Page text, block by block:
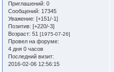
Приглашений: 0
Сообщений: 17345
Уважение: [+151/-1]
Позитив: [+220/-3]
Возраст: 51[1975-07-26]
Провел на форуме:
4 дня 0 часов
Последний визит:
2016-02-06 12:56:15